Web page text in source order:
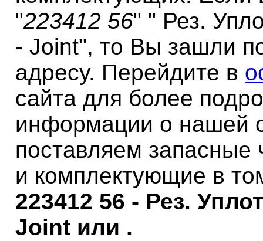
"223412 56" " Рез.
- Joint", то Вы зашли
адресу. Перейдите в
сайта для более
информации о нашей
поставляем запасные
и комплектующие в
223412 56 - Рез.
Joint или .